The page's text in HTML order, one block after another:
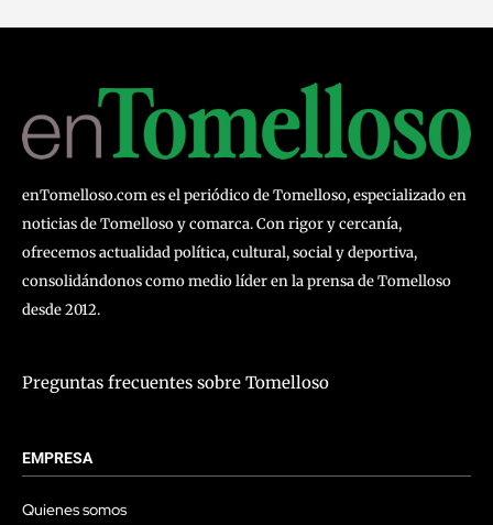
enTomelloso.com es el periódico de Tomelloso, especializado en
noticias de Tomelloso y comarca. Con rigor y cercanía,
ofrecemos actualidad política, cultural, social y deportiva,
consolidándonos como medio líder en la prensa de Tomelloso
desde 2012.
Preguntas frecuentes sobre Tomelloso
EMPRESA
Quienes somos